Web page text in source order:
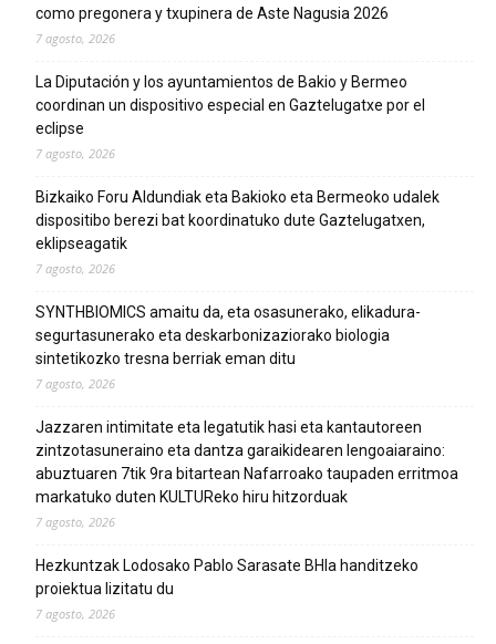
como pregonera y txupinera de Aste Nagusia 2026
7 agosto, 2026
La Diputación y los ayuntamientos de Bakio y Bermeo
coordinan un dispositivo especial en Gaztelugatxe por el
eclipse
7 agosto, 2026
Bizkaiko Foru Aldundiak eta Bakioko eta Bermeoko udalek
dispositibo berezi bat koordinatuko dute Gaztelugatxen,
eklipseagatik
7 agosto, 2026
SYNTHBIOMICS amaitu da, eta osasunerako, elikadura-
segurtasunerako eta deskarbonizaziorako biologia
sintetikozko tresna berriak eman ditu
7 agosto, 2026
Jazzaren intimitate eta legatutik hasi eta kantautoreen
zintzotasuneraino eta dantza garaikidearen lengoaiaraino:
abuztuaren 7tik 9ra bitartean Nafarroako taupaden erritmoa
markatuko duten KULTUReko hiru hitzorduak
7 agosto, 2026
Hezkuntzak Lodosako Pablo Sarasate BHIa handitzeko
proiektua lizitatu du
7 agosto, 2026